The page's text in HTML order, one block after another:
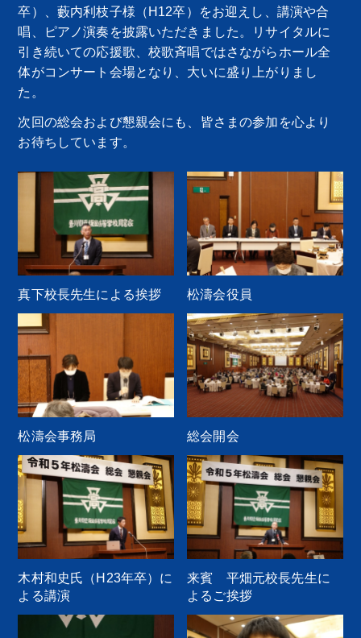
トップ
同窓会概要
お知らせ
お問い合わせ
卒）、藪内利枝子様（H12卒）をお迎えし、講演や合
唱、ピアノ演奏を披露いただきました。リサイタルに
引き続いての応援歌、校歌斉唱ではさながらホール全
体がコンサート会場となり、大いに盛り上がりまし
た。
次回の総会および懇親会にも、皆さまの参加を心より
お待ちしています。
真下校長先生による挨拶 松濤会役員
松濤会事務局 総会開会
木村和史氏（H23年卒）に
よる講演
来賓 平畑元校長先生に
よるご挨拶